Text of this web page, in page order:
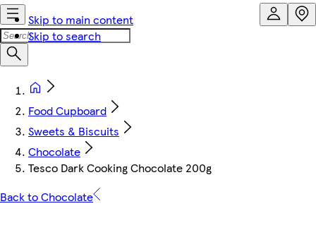
Skip to main content
Skip to search
Food Cupboard
Sweets & Biscuits
Chocolate
Tesco Dark Cooking Chocolate 200g
Back to Chocolate